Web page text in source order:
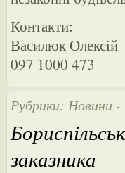
Контакти:
Василюк Олексій
097 1000 473
Рубрики: Новини -
заказника